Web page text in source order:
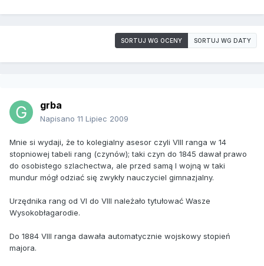
SORTUJ WG OCENY SORTUJ WG DATY
grba
Napisano 11 Lipiec 2009
Mnie si wydaji, że to kolegialny asesor czyli VIII ranga w 14
stopniowej tabeli rang (czynów); taki czyn do 1845 dawał prawo
do osobistego szlachectwa, ale przed samą I wojną w taki
mundur mógł odziać się zwykły nauczyciel gimnazjalny.
Urzędnika rang od VI do VIII należało tytułować Wasze
Wysokobłagarodie.
Do 1884 VIII ranga dawała automatycznie wojskowy stopień
majora.